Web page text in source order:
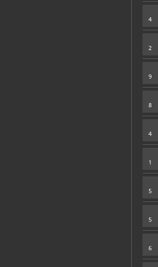
4
2
9
8
4
1
5
5
6